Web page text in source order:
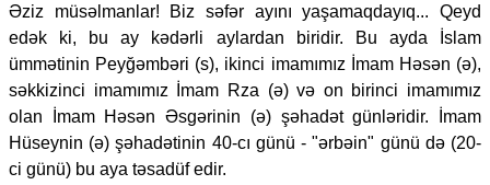
Əziz müsəlmanlar! Biz səfər ayını yaşamaqdayıq... Qeyd
edək ki, bu ay kədərli aylardan biridir. Bu ayda İslam
ümmətinin Peyğəmbəri (s), ikinci imamımız İmam Həsən (ə),
səkkizinci imamımız İmam Rza (ə) və on birinci imamımız
olan İmam Həsən Əsgərinin (ə) şəhadət günləridir. İmam
Hüseynin (ə) şəhadətinin 40-cı günü - "ərbəin" günü də (20-
ci günü) bu aya təsadüf edir.